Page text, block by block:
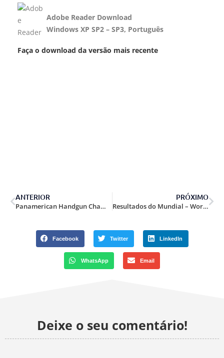
Adobe Reader Download
Windows XP SP2 – SP3, Português
Faça o download da versão mais recente
ANTERIOR
Panamerican Handgun Championship – 2012.
PRÓXIMO
Resultados do Mundial – World Shoot 2011 Grécia.
Facebook Twitter LinkedIn
WhatsApp Email
Deixe o seu comentário!